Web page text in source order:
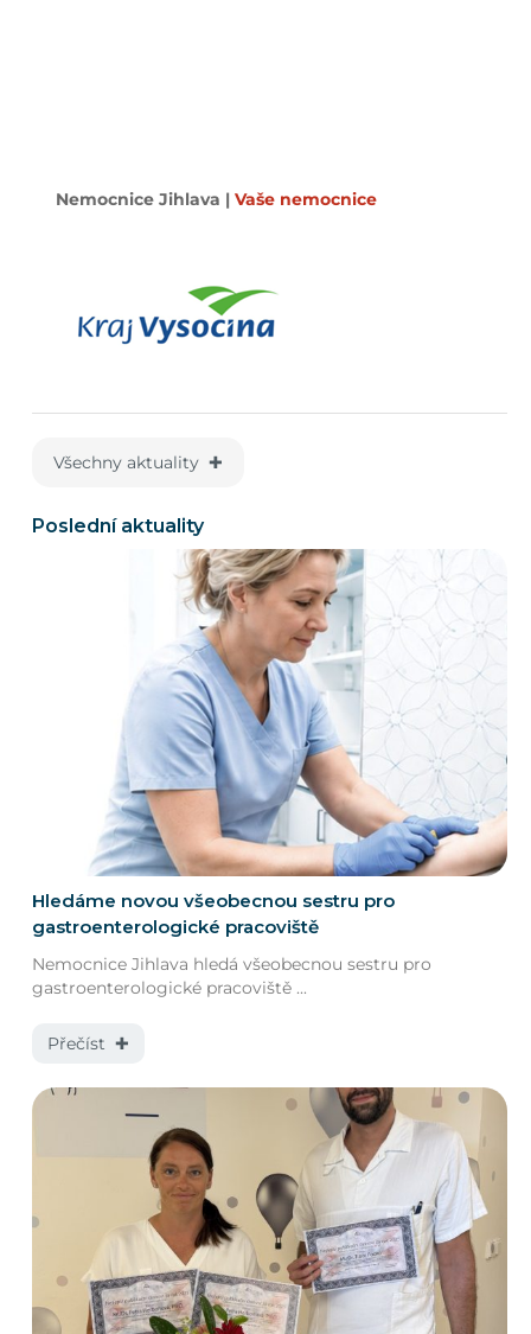
Nemocnice Jihlava | Vaše nemocnice
Všechny aktuality ✚
Poslední aktuality
Hledáme novou všeobecnou sestru pro
gastroenterologické pracoviště
Nemocnice Jihlava hledá všeobecnou sestru pro
gastroenterologické pracoviště ...
Přečíst ✚